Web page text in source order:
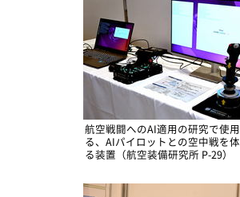
航空戦闘へのAI適用の研究で使
る、AIパイロットとの空中戦を
る装置（航空装備研究所 P-29）